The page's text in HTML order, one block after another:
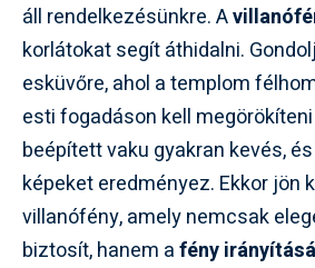
áll rendelkezésünkre. A
korlátokat segít áthidalni.
esküvőre, ahol a templom
esti fogadáson kell
beépített vaku gyakran kevés,
képeket eredményez. Ekkor jön
villanófény, amely nemcsak
biztosít, hanem afény